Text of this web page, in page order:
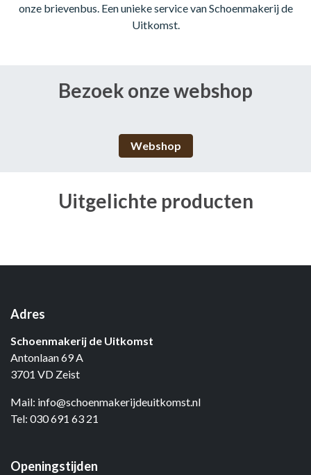
onze brievenbus. Een unieke service van Schoenmakerij de
Uitkomst.
Bezoek onze webshop
Webshop
Uitgelichte producten
Adres
Schoenmakerij de Uitkomst
Antonlaan 69 A
3701 VD Zeist
Mail: info@schoenmakerijdeuitkomst.nl
Tel: 030 691 63 21
Openingstijden